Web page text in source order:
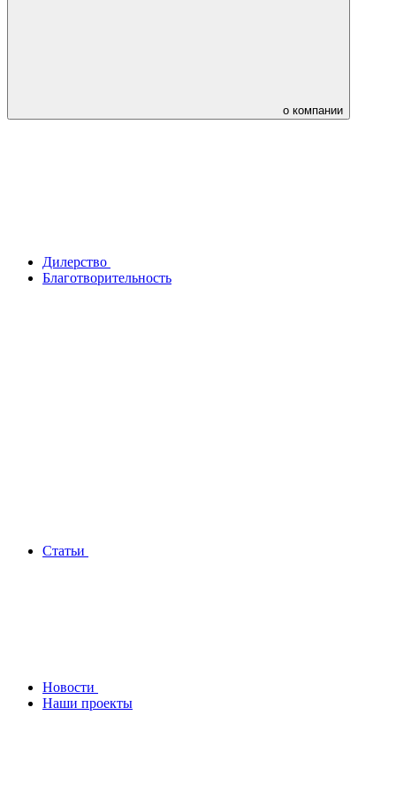
о компании
Дилерство
Благотворительность
Статьи
Новости
Наши проекты